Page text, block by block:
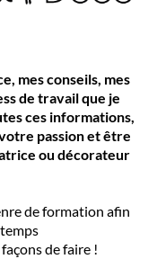
mes conseils, mes
de travail que je
ces informations,
passion et être
ou décorateur
de formation afin
de faire !